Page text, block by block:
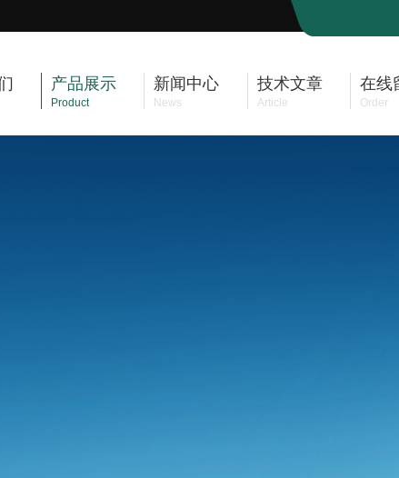
产品展示
Product
新闻中心
News
技术文章
Article
在线
Order